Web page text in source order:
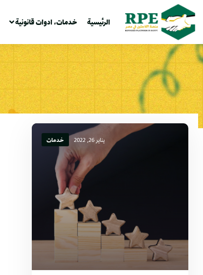
الرئيسية خدمات، ادوات قانونية
يناير 26, 2022 خدمات